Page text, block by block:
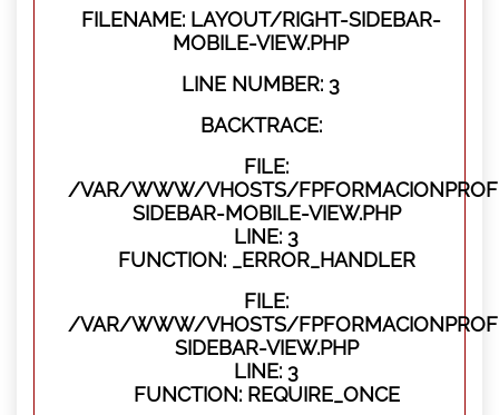
FILENAME: LAYOUT/RIGHT-SIDEBAR-
MOBILE-VIEW.PHP
LINE NUMBER: 3
BACKTRACE:
FILE:
/VAR/WWW/VHOSTS/
SIDEBAR-MOBILE-VIEW.PHP
LINE: 3
FUNCTION: _ERROR_HANDLER
FILE:
/VAR/WWW/VHOSTS/
SIDEBAR-VIEW.PHP
LINE: 3
FUNCTION: REQUIRE_ONCE